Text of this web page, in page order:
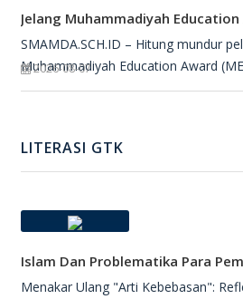
SMAMDA.SCH.ID – Hitung mundur
Muhammadiyah Education Award
2026-08-07
LITERASI GTK
Islam Dan Problematika Para
Menakar Ulang "Arti Kebebasan":